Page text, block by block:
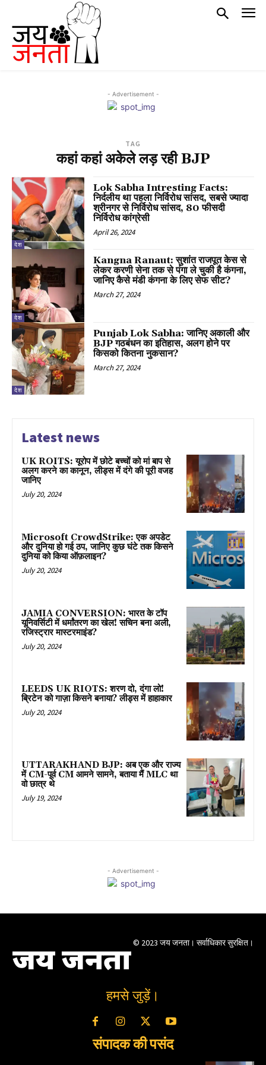
- Advertisement -
TAG
कहां कहां अकेले लड़ रही BJP
देश
Lok Sabha Intresting Facts:
निर्दलीय था पहला निर्विरोध सांसद, सबसे ज्यादा
श्रीनगर से निर्विरोध सांसद, 80 फीसदी
निर्विरोध कांग्रेसी
April 26, 2024
देश
Kangna Ranaut: सुशांत राजपूत केस से
लेकर करणी सेना तक से पंगा ले चुकी है कंगना,
जानिए कैसे मंडी कंगना के लिए सेफ सीट?
March 27, 2024
देश
Punjab Lok Sabha: जानिए अकाली और
BJP गठबंधन का इतिहास, अलग होने पर
किसको कितना नुकसान?
March 27, 2024
Latest news
UK ROITS: यूरोप में छोटे बच्चों को मां बाप से
अलग करने का कानून, लीड्स में दंगे की पूरी वजह
जानिए
July 20, 2024
Microsoft CrowdStrike: एक अपडेट
और दुनिया हो गई ठप, जानिए कुछ घंटे तक किसने
दुनिया को किया ऑफ़लाइन?
July 20, 2024
JAMIA CONVERSION: भारत के टॉप
यूनिवर्सिटी में धर्मांतरण का खेल! सचिन बना अली,
रजिस्ट्रार मास्टरमाइंड?
July 20, 2024
LEEDS UK RIOTS: शरण दो, दंगा लो!
ब्रिटेन को गाज़ा किसने बनाया? लीड्स में हाहाकार
July 20, 2024
UTTARAKHAND BJP: अब एक और राज्य
में CM-पूर्व CM आमने सामने, बताया मैं MLC था
वो छात्र थे
July 19, 2024
- Advertisement -
जय जनता © 2023 जय जनता। सर्वाधिकार सुरक्षित।
हमसे जुड़ें।
संपादक की पसंद